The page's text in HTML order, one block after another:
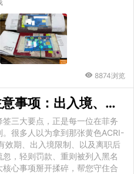
8874浏览
持有菲律宾9G工签注意事项：出入境、续签时效、离职必须办降签
三大要点，正是每一位在菲务
很多人以为拿到那张黄色ACRI-
效期、出入境限制、以及离职后
，轻则罚款、重则被列入黑名
心事项掰开揉碎，帮您守住合